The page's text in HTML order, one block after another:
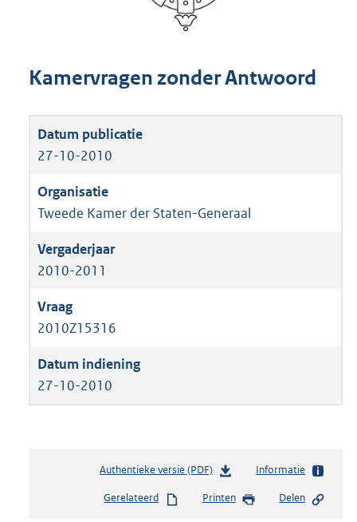
Kamervragen zonder Antwoord
27-10-2010
Tweede Kamer der Staten-Generaal
2010-2011
2010Z15316
27-10-2010
Authentieke versie (PDF)b
s
Informatie
Gerelateerd Printen Delen